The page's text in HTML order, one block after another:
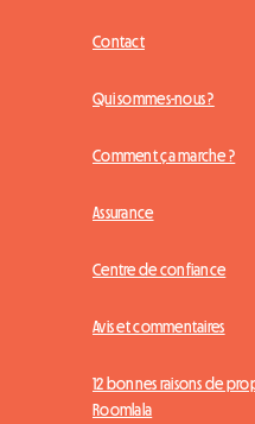
Contact
Qui sommes-nous ?
Comment ça marche ?
Assurance
Centre de confiance
Avis et commentaires
12 bonnes raisons de
Roomlala